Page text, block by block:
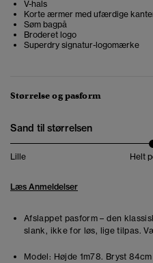
V-hals
Korte ærmer med ufærdige
Søm bagpå
Broderet logo
Superdry signatur-logomærke
Størrelse og pasform
Sand til størrelsen
Lille Helt
Læs Anmeldelser
Afslappet pasform – den
slank, ikke for løs, lige tilpas.
Model: Højde 1m78. Bryst 84cm